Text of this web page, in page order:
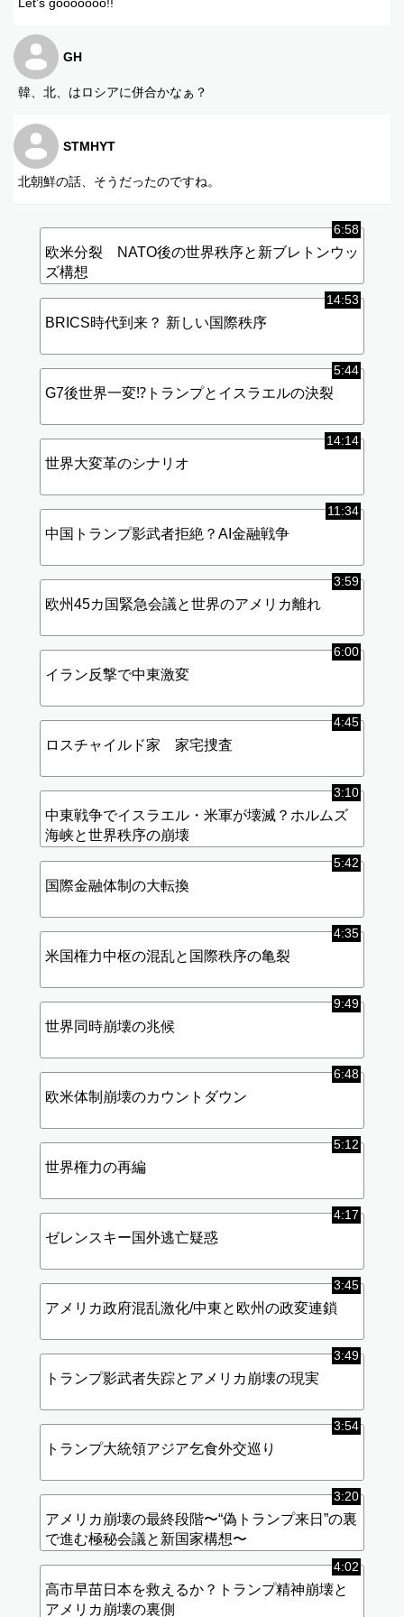
GH
韓、北、はロシアに併合かなぁ？
STMHYT
北朝鮮の話、そうだったのですね。
6:58
欧米分裂 NATO後の世界秩序と新ブレトンウッ
ズ構想
14:53
BRICS時代到来？ 新しい国際秩序
5:44
G7後世界一変⁉︎トランプとイスラエルの決裂
14:14
世界大変革のシナリオ
11:34
中国トランプ影武者拒絶？AI金融戦争
3:59
欧州45カ国緊急会議と世界のアメリカ離れ
6:00
イラン反撃で中東激変
4:45
ロスチャイルド家 家宅捜査
3:10
中東戦争でイスラエル・米軍が壊滅？ホルムズ
海峡と世界秩序の崩壊
5:42
国際金融体制の大転換
4:35
米国権力中枢の混乱と国際秩序の亀裂
9:49
世界同時崩壊の兆候
6:48
欧米体制崩壊のカウントダウン
5:12
世界権力の再編
4:17
ゼレンスキー国外逃亡疑惑
3:45
アメリカ政府混乱激化/中東と欧州の政変連鎖
3:49
トランプ影武者失踪とアメリカ崩壊の現実
3:54
トランプ大統領アジア乞食外交巡り
3:20
アメリカ崩壊の最終段階〜“偽トランプ来日”の裏
で進む極秘会議と新国家構想〜
4:02
高市早苗日本を救えるか？トランプ精神崩壊と
アメリカ崩壊の裏側